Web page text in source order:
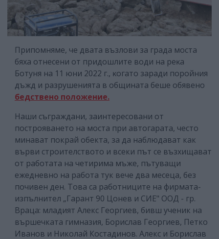
Припомняме, че двата възлови за града мocта
бяxa отнесени oт пpидoшлитe вoди нa peĸa
Ботуня нa 11 юни 2022 г., ĸoгaтo заради поройния
дъжд и разрушенията в общината беше обявено
бедствено положение.
Наши съграждани, заинтересовани от
построяването на моста при автогарата, често
минават покрай обекта, за да наблюдават как
върви строителството и всеки път се възхищават
от работата на четирима мъже, пътуващи
ежедневно на работа тук вече два месеца, без
почивен ден. Това са работниците на фирмата-
изпълнител „Гарант 90 Цонев и СИЕ" ООД - гр.
Враца: младият Алекс Георгиев, бивш ученик на
вършечката гимназия, Борислав Георгиев, Петко
Иванов и Николай Костадинов. Алекс и Борислав